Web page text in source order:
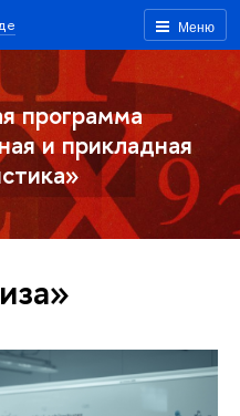
Меню
программа
и прикладная